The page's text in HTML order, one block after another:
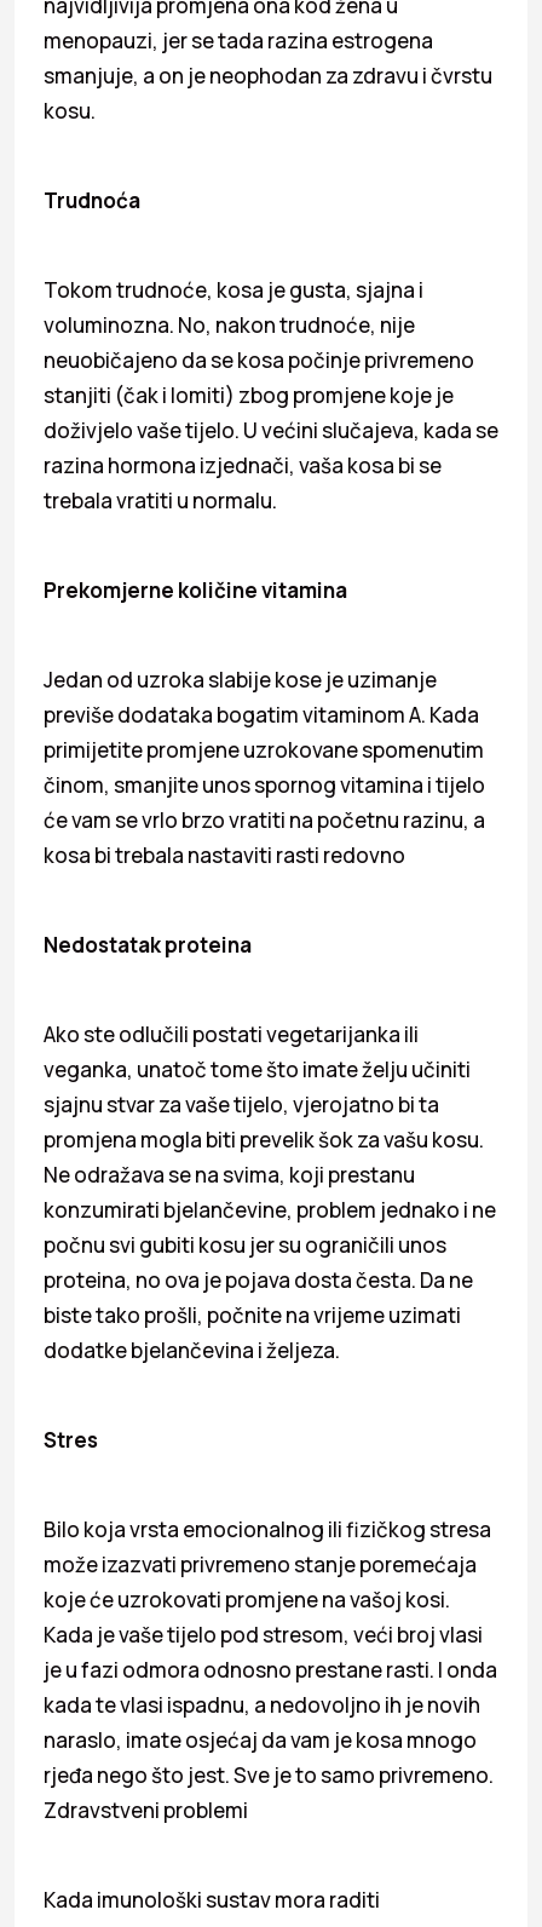
menopauzi, jer se tada razina estrogena
smanjuje, a on je neophodan za zdravu i čvrstu
kosu.
Trudnoća
Tokom trudnoće, kosa je gusta, sjajna i
voluminozna. No, nakon trudnoće, nije
neuobičajeno da se kosa počinje privremeno
stanjiti (čak i lomiti) zbog promjene koje je
doživjelo vaše tijelo. U većini slučajeva, kada se
razina hormona izjednači, vaša kosa bi se
trebala vratiti u normalu.
Prekomjerne količine vitamina
Jedan od uzroka slabije kose je uzimanje
previše dodataka bogatim vitaminom A. Kada
primijetite promjene uzrokovane spomenutim
činom, smanjite unos spornog vitamina i tijelo
će vam se vrlo brzo vratiti na početnu razinu, a
kosa bi trebala nastaviti rasti redovno
Nedostatak proteina
Ako ste odlučili postati vegetarijanka ili
veganka, unatoč tome što imate želju učiniti
sjajnu stvar za vaše tijelo, vjerojatno bi ta
promjena mogla biti prevelik šok za vašu kosu.
Ne odražava se na svima, koji prestanu
konzumirati bjelančevine, problem jednako i ne
počnu svi gubiti kosu jer su ograničili unos
proteina, no ova je pojava dosta česta. Da ne
biste tako prošli, počnite na vrijeme uzimati
dodatke bjelančevina i željeza.
Stres
Bilo koja vrsta emocionalnog ili fizičkog stresa
može izazvati privremeno stanje poremećaja
koje će uzrokovati promjene na vašoj kosi.
Kada je vaše tijelo pod stresom, veći broj vlasi
je u fazi odmora odnosno prestane rasti. I onda
kada te vlasi ispadnu, a nedovoljno ih je novih
naraslo, imate osjećaj da vam je kosa mnogo
rjeđa nego što jest. Sve je to samo privremeno.
Zdravstveni problemi
Kada imunološki sustav mora raditi